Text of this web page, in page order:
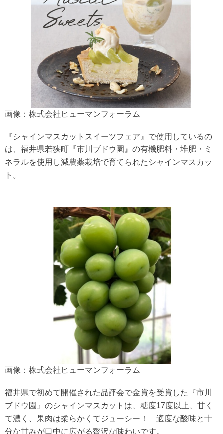
画像：株式会社ヒューマンフォーラム
『シャインマスカットスイーツフェア』で使用しているの
は、福井県若狭町『市川ブドウ園』の有機肥料・堆肥・ミ
ネラルを使用し減農薬栽培で育てられたシャインマスカッ
ト。
画像：株式会社ヒューマンフォーラム
福井県で初めて開催された品評会で金賞を受賞した『市川
ブドウ園』のシャインマスカットは、糖度17度以上、甘く
て濃く、果肉は柔らかくてジューシー！ 適度な酸味と十
分な甘みが口中に広がる贅沢な味わいです。